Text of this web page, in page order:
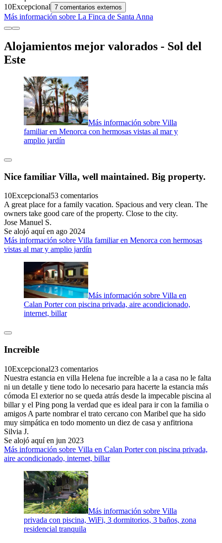
10Excepcional 7 comentarios externos
Más información sobre La Finca de Santa Anna
Alojamientos mejor valorados - Sol del
Este
Más información sobre Villa
familiar en Menorca con hermosas vistas al mar y
amplio jardín
Nice familiar Villa, well maintained. Big property.
10Excepcional53 comentarios
A great place for a family vacation. Spacious and very clean. The
owners take good care of the property. Close to the city.
Jose Manuel S.
Se alojó aquí en ago 2024
Más información sobre Villa familiar en Menorca con hermosas
vistas al mar y amplio jardín
Más información sobre Villa en
Calan Porter con piscina privada, aire acondicionado,
internet, billar
Increible
10Excepcional23 comentarios
Nuestra estancia en villa Helena fue increíble a la a casa no le falta
ni un detalle y tiene todo lo necesario para hacerte la estancia más
cómoda El exterior no se queda atrás desde la impecable piscina al
billar y el Ping pong la verdad que es ideal para ir con la familia o
amigos A parte nombrar el trato cercano con Maribel que ha sido
muy simpática en todo momento un diez de casa y anfitriona
Silvia J.
Se alojó aquí en jun 2023
Más información sobre Villa en Calan Porter con piscina privada,
aire acondicionado, internet, billar
Más información sobre Villa
privada con piscina, WiFi, 3 dormitorios, 3 baños, zona
residencial tranquila